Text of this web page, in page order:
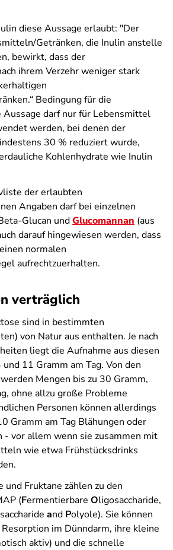
diese Aussage erlaubt: "Der
Getränken, die Inulin anstelle
bewirkt, dass der
ihrem Verzehr weniger stark
Bedingung für die
Aussage darf nur für Lebensmittel
werden, bei denen der
30 % reduziert wurde,
Kohlenhydrate wie Inulin
der erlaubten
Angaben darf bei einzelnen
Glucan undGlucomannan (aus
darauf hingewiesen werden, dass
normalen
aufrechtzuerhalten.
verträglich
sind in bestimmten
von Natur aus enthalten. Je nach
liegt die Aufnahme aus diesen
11 Gramm am Tag. Von den
Mengen bis zu 30 Gramm,
ohne allzu große Probleme
Personen können allerdings
Gramm am Tag Blähungen oder
- vor allem wenn sie zusammen mit
wie etwa Frühstücksdrinks
und Fruktane zählen zu den
(Fermentierbare Oligosaccharide,
and Polyole). Sie können
im Dünndarm, ihre kleine
aktiv) und die schnelle